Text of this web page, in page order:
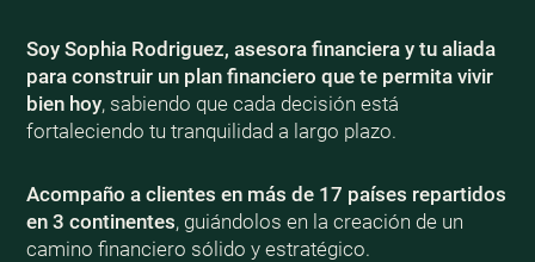
Soy Sophia Rodriguez, asesora financiera y tu aliada
para construir un plan financiero que te permita vivir
bien hoy, sabiendo que cada decisión está
fortaleciendo tu tranquilidad a largo plazo.
Acompaño a clientes en más de 17 países repartidos
en 3 continentes, guiándolos en la creación de un
camino financiero sólido y estratégico.